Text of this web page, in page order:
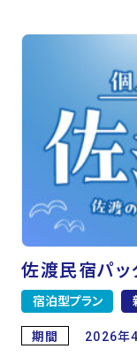
佐渡民宿パッ
宿泊型プラン
期間 2026年4